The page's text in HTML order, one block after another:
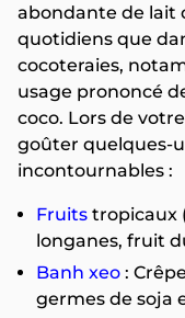
abondante de lait
quotidiens que
cocoteraies,
usage prononcé
coco. Lors de
goûter quelques-
incontournables :
Fruits tropicaux
longanes, fruit
Banh xeo :
germes de soja